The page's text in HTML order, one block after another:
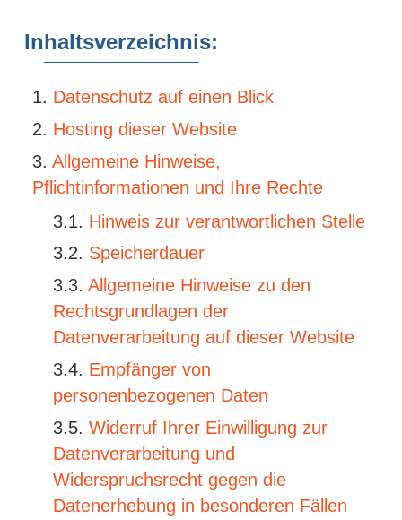
Inhaltsverzeichnis:
Datenschutz auf einen Blick
Hosting dieser Website
Allgemeine Hinweise,
Pflichtinformationen und Ihre Rechte
Hinweis zur verantwortlichen Stelle
Speicherdauer
Allgemeine Hinweise zu den
Rechtsgrundlagen der
Datenverarbeitung auf dieser Website
Empfänger von
personenbezogenen Daten
Widerruf Ihrer Einwilligung zur
Datenverarbeitung und
Widerspruchsrecht gegen die
Datenerhebung in besonderen Fällen